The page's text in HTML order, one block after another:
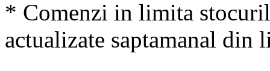
* Comenzi in limita
actualizate saptamanal